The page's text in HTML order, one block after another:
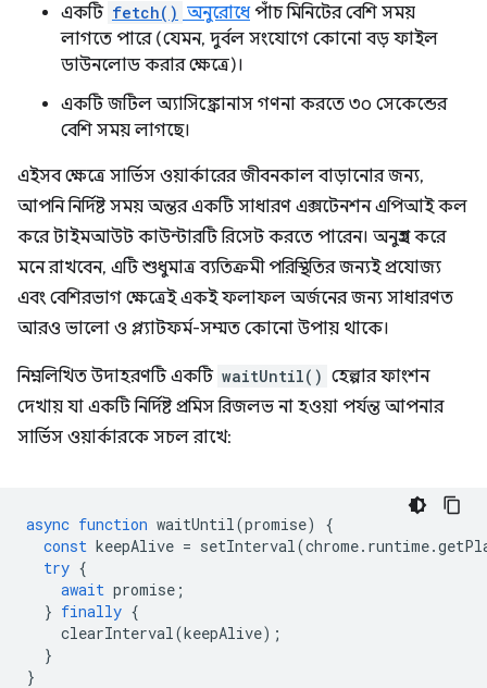
একটি fetch() অনুরোধেপাঁচ মিনিটের বেশি সময়
লাগতে পারে (যেমন, দুর্বল সংযোগে কোনো বড় ফাইল
ডাউনলোড করার ক্ষেত্রে)।
একটি জটিল অ্যাসিঙ্ক্রোনাস গণনা করতে ৩০ সেকেন্ডের
বেশি সময় লাগছে।
এইসব ক্ষেত্রে সার্ভিস ওয়ার্কারের জীবনকাল বাড়ানোর জন্য,
আপনি নির্দিষ্ট সময় অন্তর একটি সাধারণ এক্সটেনশন এপিআই কল
করে টাইমআউট কাউন্টারটি রিসেট করতে পারেন। অনুগ্রহ করে
মনে রাখবেন, এটি শুধুমাত্র ব্যতিক্রমী পরিস্থিতির জন্যই প্রযোজ্য
এবং বেশিরভাগ ক্ষেত্রেই একই ফলাফল অর্জনের জন্য সাধারণত
আরও ভালো ও প্ল্যাটফর্ম-সম্মত কোনো উপায় থাকে।
নিম্নলিখিত উদাহরণটি একটি waitUntil() হেল্পার ফাংশন
দেখায় যা একটি নির্দিষ্ট প্রমিস রিজলভ না হওয়া পর্যন্ত আপনার
সার্ভিস ওয়ার্কারকে সচল রাখে:
async function waitUntil(promise)
{
const keepAlive = setInterval(chrome. runtime.
try {
await promise ;
} finally {
clearInterval(keepAlive);
}
}